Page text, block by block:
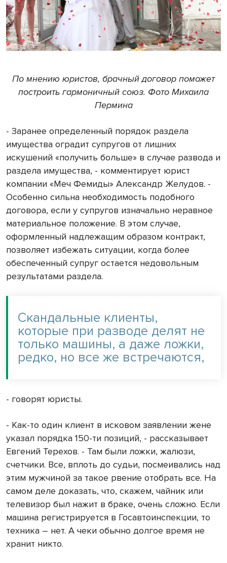
По мнению юристов, брачный договор поможет
построить гармоничный союз. Фото Михаила
Пермина
- Заранее определенный порядок раздела
имущества оградит супругов от лишних
искушений «получить больше» в случае развода и
раздела имущества, - комментирует юрист
компании «Меч Фемиды» Александр Желудов. -
Особенно сильна необходимость подобного
договора, если у супругов изначально неравное
материальное положение. В этом случае,
оформленный надлежащим образом контракт,
позволяет избежать ситуации, когда более
обеспеченный супруг остается недовольным
результатами раздела.
Скандальные клиенты,
которые при разводе делят не
только машины, а даже ложки,
редко, но все же встречаются,
- говорят юристы.
- Как-то один клиент в исковом заявлении жене
указал порядка 150-ти позиций, - рассказывает
Евгений Терехов. - Там были ложки, жалюзи,
счетчики. Все, вплоть до судьи, посмеивались над
этим мужчиной за такое рвение отобрать все. На
самом деле доказать, что, скажем, чайник или
телевизор был нажит в браке, очень сложно. Если
машина регистрируется в Госавтоинспекции, то
техника – нет. А чеки обычно долгое время не
хранит никто.